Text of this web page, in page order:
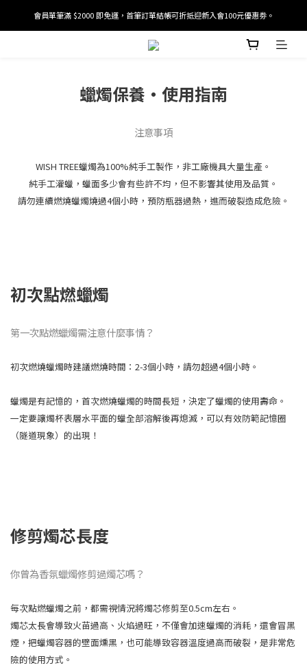
加入/驗證會員並綁定電話號碼，即可獲得百元購物金2張。
會員單筆滿 $2000 即免運，首筆訂單結帳可折抵迎新入會100元優惠劵。
加入/驗證會員並綁定電話號碼，即可獲得百元購物金2張。
蠟燭保養・使用指南
注意事項
WISH TREE蠟燭為100%純手工製作，非工廠機具大量生產。
純手工灌蠟，蠟面多少會有些許不均，但不影響其使用及品質。
請勿連續燃燒蠟燭燒過4個小時，預防瓶器過熱，進而破裂造成危險。
初次點燃蠟燭
第一次點燃蠟燭需注意什麼事情？
初次燃燒蠟燭時建議燃燒時間：2-3個小時，請勿超過4個小時。
蠟燭是有記憶的，首次燃燒蠟燭的時間長短，決定了蠟燭的使用壽命。
一定要讓燭杯表層水平面的蠟全部溶解後再熄滅，可以有效防範記憶圈
（隧道現象）的出現！
修剪燭芯長度
你曾為香氛蠟燭修剪過燭芯嗎？
每次點燃蠟燭之前，都需視情況將燭芯修剪至0.5cm左右。
燭芯太長會導致火苗過高、火焰過旺，不僅會加速蠟燭的消耗，還會冒黑
煙，把蠟燭容器的壁面燻黑，也可能導致容器溫度過高而破裂，是非常危
險的使用方式。